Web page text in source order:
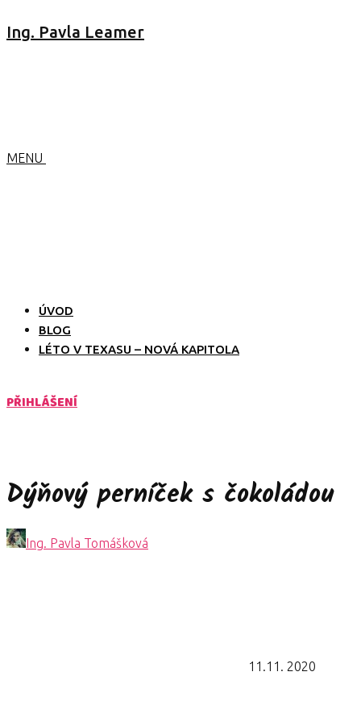
Ing. Pavla Leamer
MENU
ÚVOD
BLOG
LÉTO V TEXASU – NOVÁ KAPITOLA
PŘIHLÁŠENÍ
Dýňový perníček s čokoládou
Ing. Pavla Tomášková
11.11. 2020